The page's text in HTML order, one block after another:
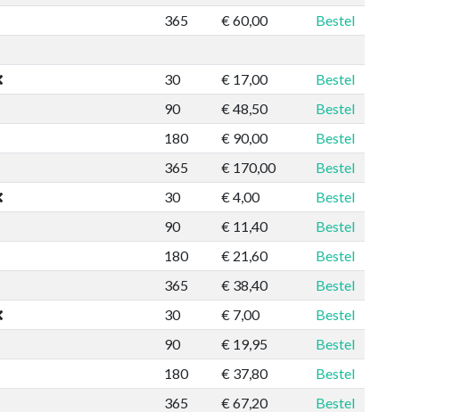
365
€ 60,00 Bestel
30 € 17,00
Bestel
90
€ 48,50
Bestel
180
€ 90,00
Bestel
365
€ 170,00
Bestel
30 € 4,00
Bestel
90
€ 11,40
Bestel
180
€ 21,60
Bestel
365
€ 38,40
Bestel
30 € 7,00
Bestel
90
€ 19,95
Bestel
180
€ 37,80
Bestel
365
€ 67,20
Bestel